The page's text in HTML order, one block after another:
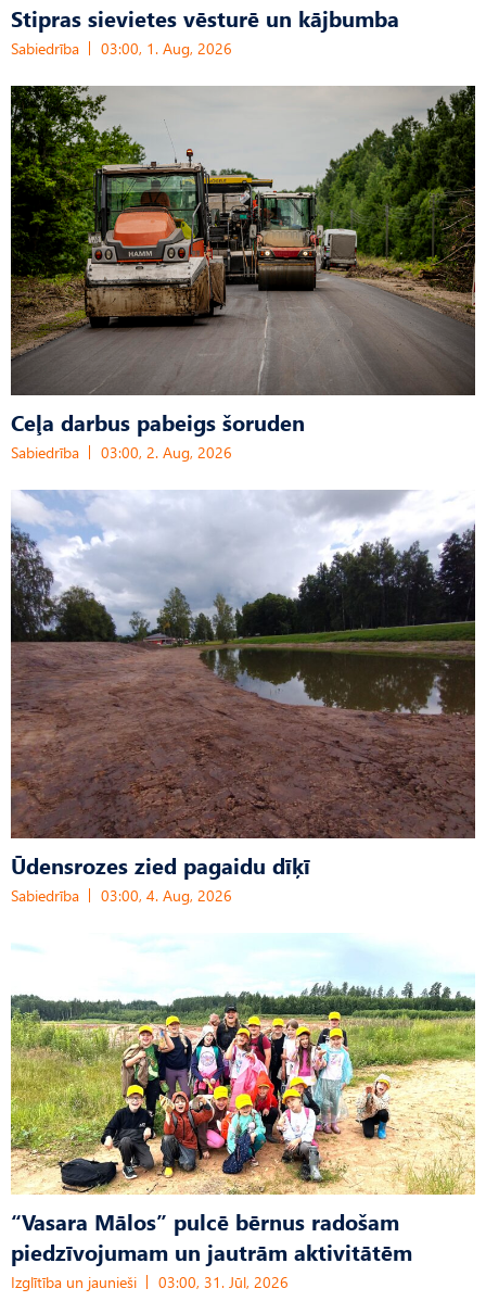
Stipras sievietes vēsturē un kājbumba
Sabiedrība 03:00, 1. Aug, 2026
Ceļa darbus pabeigs šoruden
Sabiedrība 03:00, 2. Aug, 2026
Ūdensrozes zied pagaidu dīķī
Sabiedrība 03:00, 4. Aug, 2026
“Vasara Mālos” pulcē bērnus radošam
piedzīvojumam un jautrām aktivitātēm
Izglītība un jaunieši 03:00, 31. Jūl, 2026